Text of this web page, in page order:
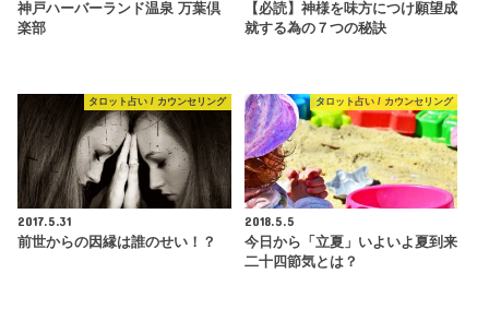
神戸ハーバーランド温泉 万葉倶
楽部
【必読】神様を味方につけ願望成
就する為の７つの秘訣
タロット占い / カウンセリング
2017.5.31
前世からの因縁は誰のせい！？
タロット占い / カウンセリング
2018.5.5
今日から「立夏」いよいよ夏到来
二十四節気とは？